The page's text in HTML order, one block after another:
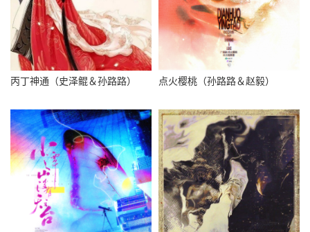
丙丁神通（史泽鲲＆孙路路） 点火樱桃（孙路路＆赵毅）